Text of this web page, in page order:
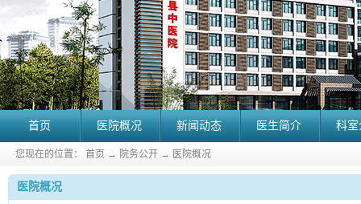
首页 医院概况 新闻动态 医生简介 科
您现在的位置： 首页 → 院务公开 → 医院概况
医院概况